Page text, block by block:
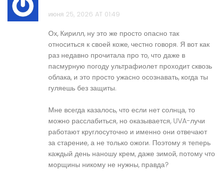
июня 25, 2026 AT 01:49
Ох, Кирилл, ну это же просто опасно так
относиться к своей коже, честно говоря. Я вот как
раз недавно прочитала про то, что даже в
пасмурную погоду ультрафиолет проходит сквозь
облака, и это просто ужасно осознавать, когда ты
гуляешь без защиты.
Мне всегда казалось, что если нет солнца, то
можно расслабиться, но оказывается, UVA-лучи
работают круглосуточно и именно они отвечают
за старение, а не только ожоги. Поэтому я теперь
каждый день наношу крем, даже зимой, потому что
морщины никому не нужны, правда?